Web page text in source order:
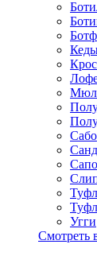
Сабо
Угги
Смотреть